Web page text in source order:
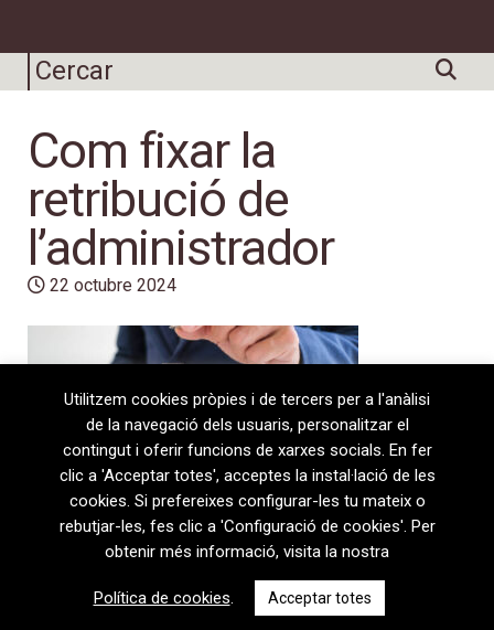
Com fixar la
retribució de
l’administrador
22 octubre 2024
08720 Vilafranca del Penedès · General Prim 5, 2n · Barcelona
T+34 938 170 417 ·
+34 938 170 301
Utilitzem cookies pròpies i de tercers per a l'anàlisi
de la navegació dels usuaris, personalitzar el
contingut i oferir funcions de xarxes socials. En fer
clic a 'Acceptar totes', acceptes la instal·lació de les
cookies. Si prefereixes configurar-les tu mateix o
rebutjar-les, fes clic a 'Configuració de cookies'. Per
obtenir més informació, visita la nostra
Política de cookies. Acceptar totes